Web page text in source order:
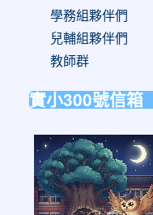
學務組夥伴們
兒輔組夥伴們
教師群
實小300號信箱